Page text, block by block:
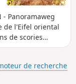
- Panoramaweg
de l'Eifel oriental
de scories
Ofen, qui ont
sur
de la Pellenz
de recherche